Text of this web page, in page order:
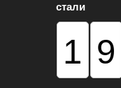
стали